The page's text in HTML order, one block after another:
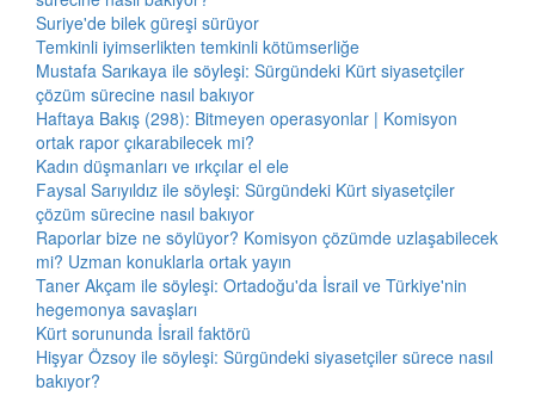
Suriye'de bilek güreşi sürüyor
Temkinli iyimserlikten temkinli kötümserliğe
Mustafa Sarıkaya ile söyleşi: Sürgündeki Kürt siyasetçiler
çözüm sürecine nasıl bakıyor
Haftaya Bakış (298): Bitmeyen operasyonlar | Komisyon
ortak rapor çıkarabilecek mi?
Kadın düşmanları ve ırkçılar el ele
Faysal Sarıyıldız ile söyleşi: Sürgündeki Kürt siyasetçiler
çözüm sürecine nasıl bakıyor
Raporlar bize ne söylüyor? Komisyon çözümde uzlaşabilecek
mi? Uzman konuklarla ortak yayın
Taner Akçam ile söyleşi: Ortadoğu'da İsrail ve Türkiye'nin
hegemonya savaşları
Kürt sorununda İsrail faktörü
Hişyar Özsoy ile söyleşi: Sürgündeki siyasetçiler sürece nasıl
bakıyor?